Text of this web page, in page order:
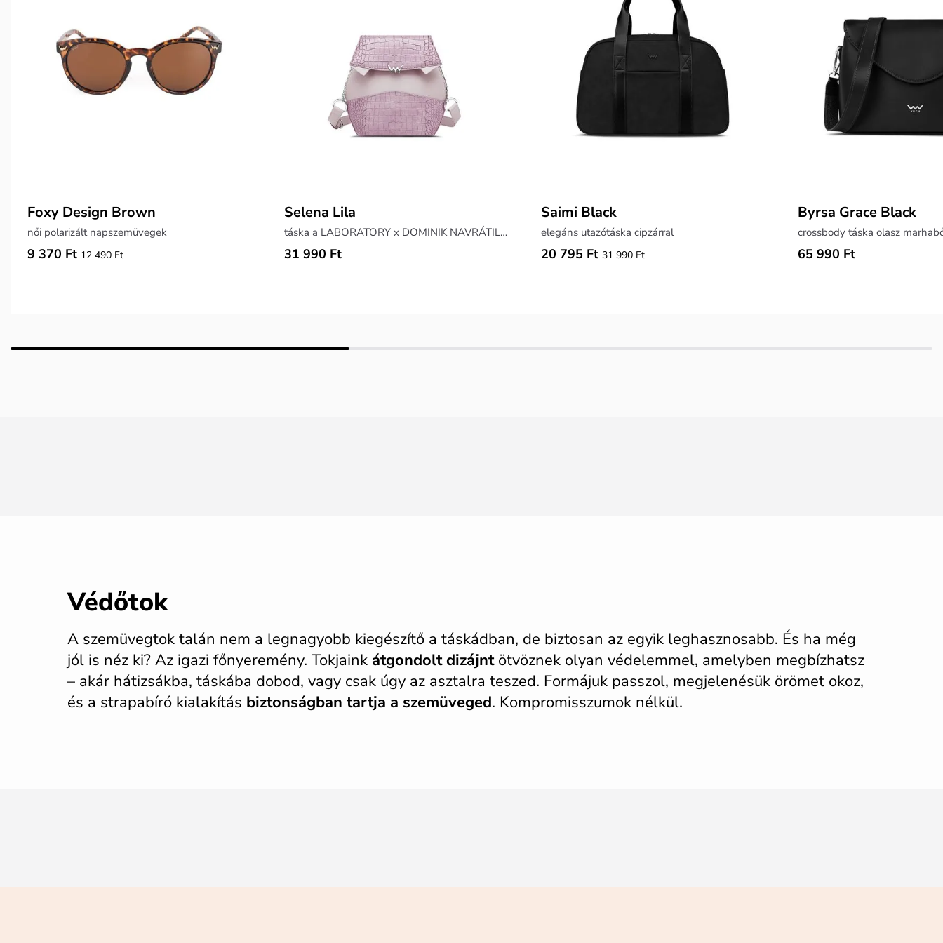
Foxy Design Brown
női polarizált napszemüvegek
9 370 Ft 12 490 Ft
Selena Lila
táska a LABORATORY x DOMINIK NAVRÁTIL kollekciójából
31 990 Ft
Saimi Black
elegáns utazótáska cipzárral
20 795 Ft 31 990 Ft
Byrsa Grace Black
crossbody táska olasz
65 990 Ft
Védőtok
A szemüvegtok talán nem a legnagyobb kiegészítő a táskádban, de biztosan az egyik leghasznosabb. És ha még
jól is néz ki? Az igazi főnyeremény. Tokjaink átgondolt dizájntötvöznek olyan védelemmel, amelyben megbízhatsz
– akár hátizsákba, táskába dobod, vagy csak úgy az asztalra teszed. Formájuk passzol, megjelenésük örömet okoz,
és a strapabíró kialakítás biztonságban tartja a szemüveged. Kompromisszumok nélkül.